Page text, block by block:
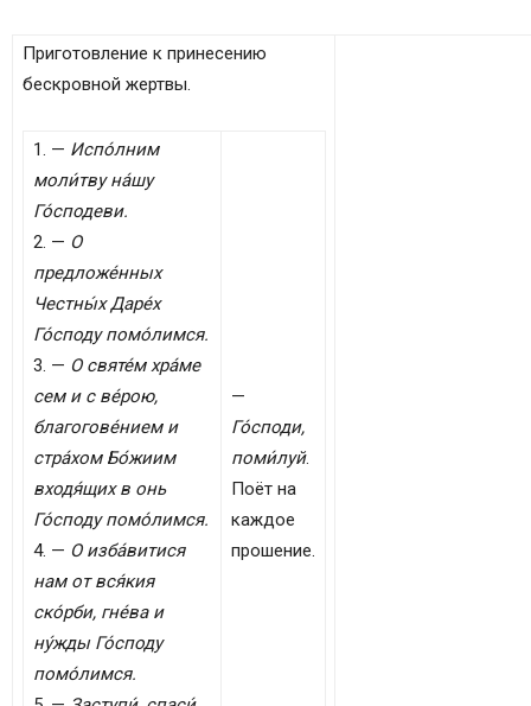
Приготовление к принесению
бескровной жертвы.
1. — Испо́лним
моли́тву на́шу
Го́сподеви.
2. — О
предложе́нных
Честны́х Даре́х
Го́споду помо́лимся.
3. — О святе́м хра́ме
сем и с ве́рою,
благогове́нием и
стра́хом Бо́жиим
входя́щих в онь
Го́споду помо́лимся.
4. — О изба́витися
нам от вся́кия
ско́рби, гне́ва и
ну́жды Го́споду
помо́лимся.
—
Го́споди,
поми́луй.
Поёт на
каждое
прошение.